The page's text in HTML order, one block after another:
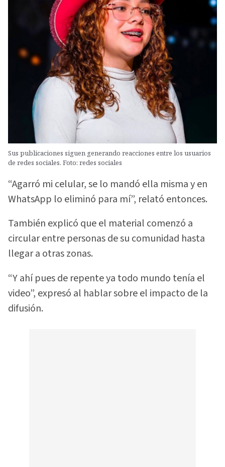
Sus publicaciones siguen generando reacciones entre los usuarios
de redes sociales. Foto: redes sociales
“Agarró mi celular, se lo mandó ella misma y en
WhatsApp lo eliminó para mí”, relató entonces.
También explicó que el material comenzó a
circular entre personas de su comunidad hasta
llegar a otras zonas.
“Y ahí pues de repente ya todo mundo tenía el
video”, expresó al hablar sobre el impacto de la
difusión.